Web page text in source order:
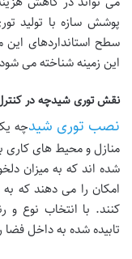
پوشش سازه با تولید
سطح استانداردهای
این زمینه شناخته می
نقش توری شیدچه در
نصب توری شیدچه
منازل و محیط های کاری
شده اند که به میزان
امکان را می دهند که
کنند. با انتخاب نوع
تابیده شده به داخل فضا